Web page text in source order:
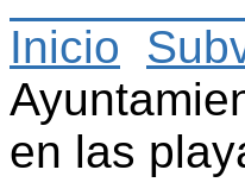
Inicio
en las